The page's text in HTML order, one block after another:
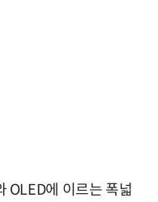
OLED에 이르는 폭넓